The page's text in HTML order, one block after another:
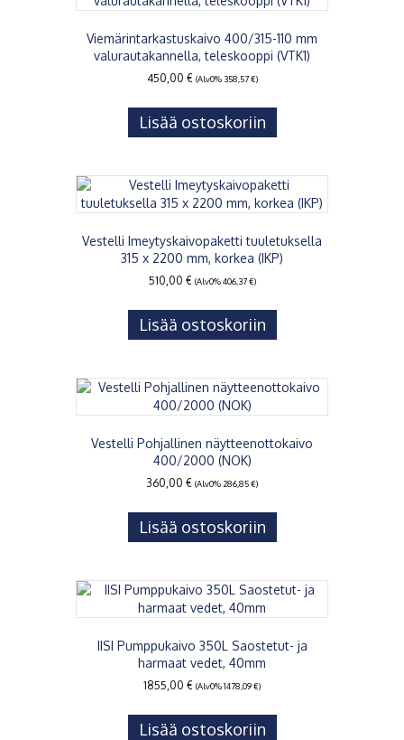
Viemärintarkastuskaivo 400/315-110 mm
valurautakannella, teleskooppi (VTK1)
450,00 € (Alv0% 358,57€)
Lisää ostoskoriin
Vestelli Imeytyskaivopaketti tuuletuksella
315 x 2200 mm, korkea (IKP)
510,00 € (Alv0%406,37€)
Lisää ostoskoriin
Vestelli Pohjallinen näytteenottokaivo
400/2000 (NOK)
360,00 € (Alv0% 286,85€)
Lisää ostoskoriin
IISI Pumppukaivo 350L Saostetut- ja
harmaat vedet, 40mm
1855,00 € (Alv0%1478,09€)
Lisää ostoskoriin